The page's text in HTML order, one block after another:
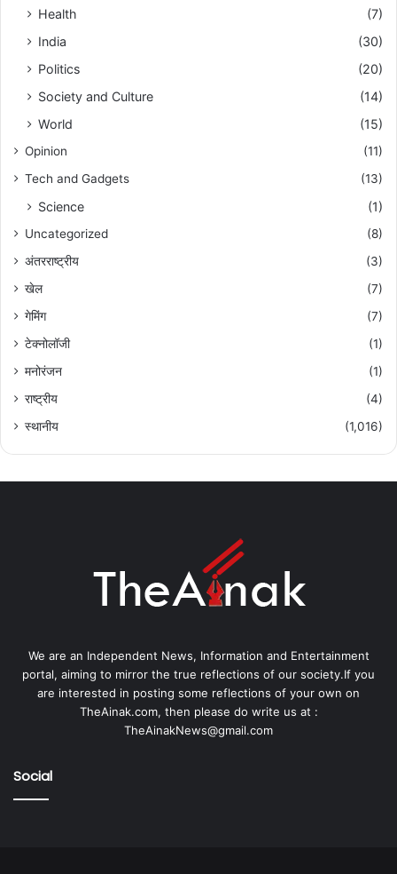
Health
(7)
India
(30)
Politics
(20)
Society and Culture
(14)
World
(15)
Opinion
(11)
Tech and Gadgets
(13)
Science (1)
Uncategorized
(8)
अंतरराष्ट्रीय
(3)
खेल
(7)
गेमिंग
(7)
टेक्नोलॉजी
(1)
मनोरंजन
(1)
राष्ट्रीय
(4)
स्थानीय
(1,016)
We are an Independent News, Information and Entertainment
portal, aiming to mirror the true reflections of our society.If you
are interested in posting some reflections of your own on
TheAinak.com, then please do write us at :
TheAinakNews@gmail.com
Social